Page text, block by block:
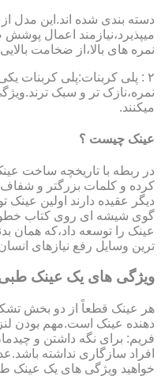
دسته بندی شده اند.این مدل
میپذیرد،نیازمند اعمال
نمره های بالا،از ضخامت
۲ : پلی کربنات:پلی
نمره،نازک تر و سبک
میکنند.
عینک چیست ؟
در ربطه با تاریخچه ساخت
کرده و کلمات بزرگتر و شفاف
عینک را توسعه داد،که همان
ترین وسایل رفع نیازهای
ویژگی های یک عینک
هر عینک قطعاً از دو بخش
دهنده عینک است.مهم بودن
فریم: برای نگه داشتن و
افراد سازگاری نداشته
خواهید ویژگی های یک عینک